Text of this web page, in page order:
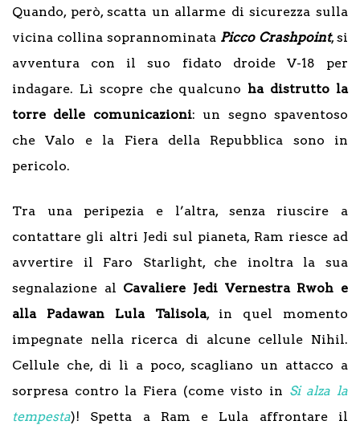
Quando, però, scatta un allarme di sicurezza sulla
vicina collina soprannominata Picco Crashpoint, si
avventura con il suo fidato droide V-18 per
indagare. Lì scopre che qualcuno ha distrutto la
torre delle comunicazioni: un segno spaventoso
che Valo e la Fiera della Repubblica sono in
pericolo.
Tra una peripezia e l’altra, senza riuscire a
contattare gli altri Jedi sul pianeta, Ram riesce ad
avvertire il Faro Starlight, che inoltra la sua
segnalazione al Cavaliere Jedi Vernestra Rwoh e
alla Padawan Lula Talisola, in quel momento
impegnate nella ricerca di alcune cellule Nihil.
Cellule che, di lì a poco, scagliano un attacco a
sorpresa contro la Fiera (come visto in Si alza la
tempesta)! Spetta a Ram e Lula affrontare il